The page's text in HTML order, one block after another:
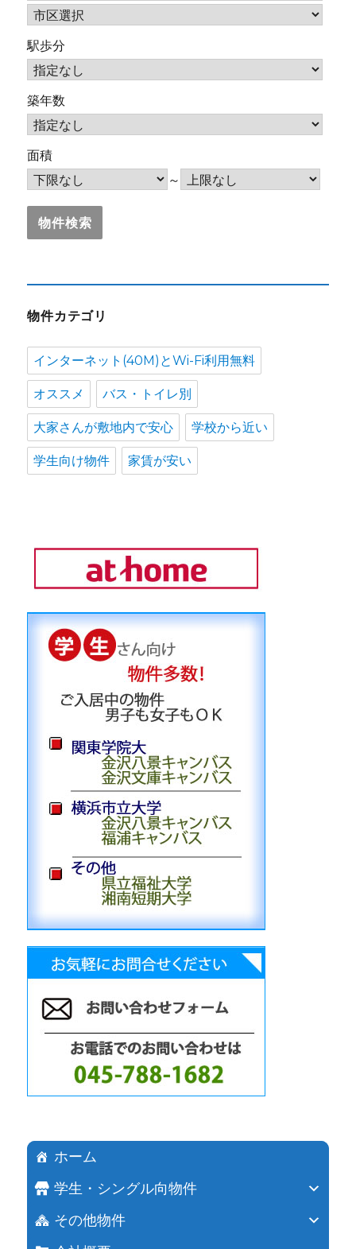
駅歩分
築年数
面積
～
物件カテゴリ
インターネット(40M)とWi-Fi利用無料
オススメ バス・トイレ別
大家さんが敷地内で安心 学校から近い
学生向け物件 家賃が安い
ホーム
学生・シングル向物件
その他物件